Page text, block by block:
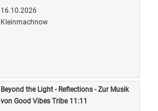
16.10.2026
Kleinmachnow
Beyond the Light - Reflections - Zur Musik
von Good Vibes Tribe 11:11